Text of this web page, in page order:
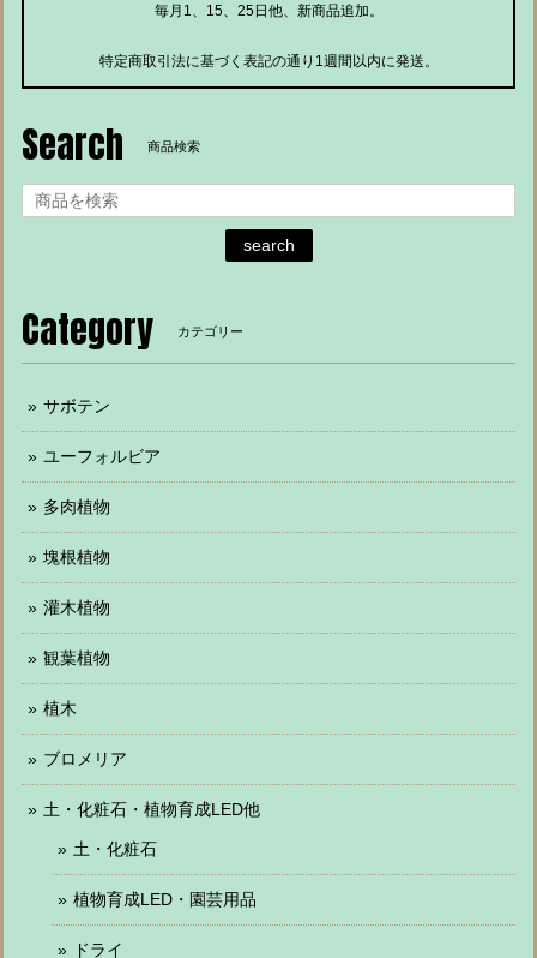
毎月1、15、25日他、新商品追加。
特定商取引法に基づく表記の通り1週間以内に発送。
Search 商品検索
search
Category カテゴリー
サボテン
ユーフォルビア
多肉植物
塊根植物
灌木植物
観葉植物
植木
ブロメリア
土・化粧石・植物育成LED他
土・化粧石
植物育成LED・園芸用品
ドライ